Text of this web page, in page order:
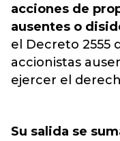
acciones de
ausentes o
el Decreto 2555
accionistas
ejercer el
Su salida se